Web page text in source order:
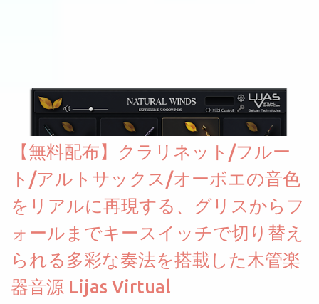
ソースを元に設計・改良した製品のようです。
【無料配布】クラリネット/フルー
ト/アルトサックス/オーボエの音色
をリアルに再現する、グリスからフ
ォールまでキースイッチで切り替え
られる多彩な奏法を搭載した木管楽
器音源 Lijas Virtual